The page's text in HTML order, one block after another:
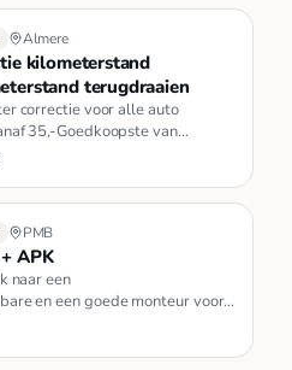
Almere
kilometerstand
terugdraaien
correctie voor alle auto
35,-Goedkoopste van
kil…
PMB
APK
naar een
en een goede monteur voor
,U kunt bij mij ter…